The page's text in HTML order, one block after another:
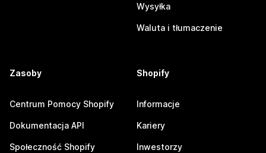
Wysyłka
Waluta i tłumaczenie
Zasoby
Centrum Pomocy Shopify
Dokumentacja API
Społeczność Shopify
Shopify
Informacje
Kariery
Inwestorzy